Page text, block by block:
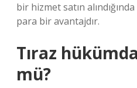
bir hizmet satın
para bir avantajdır.
Tıraz
mü?